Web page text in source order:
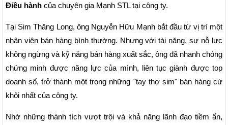
Điều hành của chuyên gia Mạnh STL tại công ty.
Tại Sim Thăng Long, ông Nguyễn Hữu Mạnh bắt đầu từ vị trí một
nhân viên bán hàng bình thường. Nhưng với tài năng, sự nỗ lực
không ngừng và kỹ năng bán hàng xuất sắc, ông đã nhanh chóng
chứng minh được năng lực của mình, liên tục giành được top
doanh số, trở thành một trong những "tay thợ sim" bán hàng cừ
khôi nhất của công ty.
Nhờ những thành tích vượt trội và khả năng lãnh đạo tiềm ẩn,